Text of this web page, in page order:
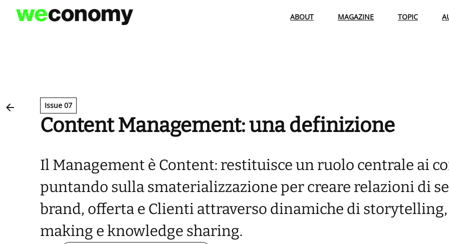
Vai
ABOUT MAGAZINE TOPIC
Issue 07
Content Management: una definizione
Il Management è Content: restituisce un ruolo centrale ai
puntando sulla smaterializzazione per creare relazioni di
brand, offerta e Clienti attraverso dinamiche di storytelling,
making e knowledge sharing.